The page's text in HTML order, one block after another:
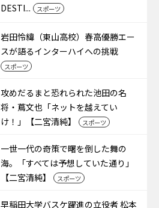
DESTI...
スポーツ
岩田怜緯（東山高校）春高優勝エー
スが語るインターハイへの挑戦
スポーツ
攻めだるまと恐れられた池田の名
将・蔦文也「ネットを越えてい
け！」【二宮清純】
スポーツ
一世一代の奇策で曙を倒した舞の
海。「すべては予想していた通り」
【二宮清純】
スポーツ
早稲田大学バスケ躍進の立役者 松本